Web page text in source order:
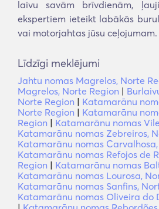
laivu savām brīvdienām,
ekspertiem ieteikt labākās
vai motorjahtas jūsu ceļojumam.
Līdzīgi meklējumi
Jahtu nomas Magrelos, Norte
Magrelos, Norte Region |
Norte Region | Katamarānu
Norte Region | Katamarānu
Region | Katamarānu nomas
Katamarānu nomas Zebreiros,
Katamarānu nomas
Katamarānu nomas Refojos de
Region | Katamarānu nomas
Katamarānu nomas Lourosa,
Katamarānu nomas Sanfins,
Katamarānu nomas Oliveira do